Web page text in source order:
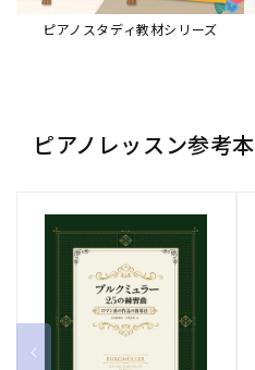
ピアノスタディ教材シリーズ
ピアノレッスン参考本